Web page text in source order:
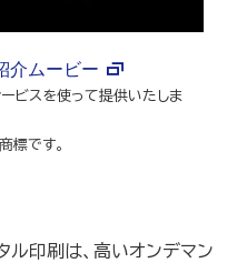
介ムービー
ビスを使って提供いたしま
です。
ル印刷は、高いオンデマン